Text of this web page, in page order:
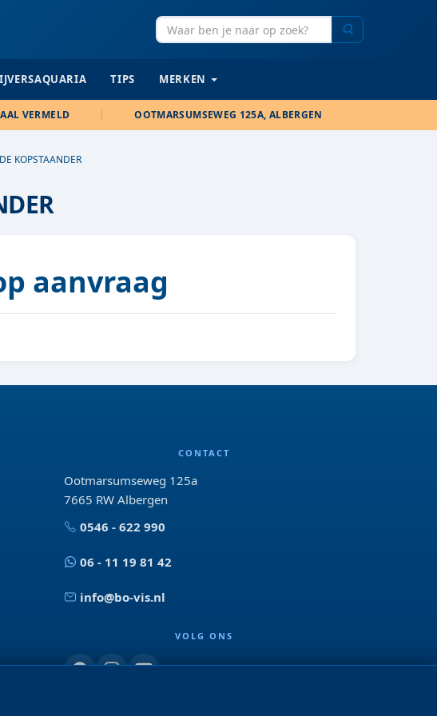
TIPS MERKEN
VERMELD OOTMARSUMSEWEG 125A, ALBERGEN
KOPSTAANDER
aanvraag
CONTACT
Ootmarsumseweg 125a
7665 RW Albergen
0546 - 622 990
06 - 11 19 81 42
info@bo-vis.nl
VOLG ONS